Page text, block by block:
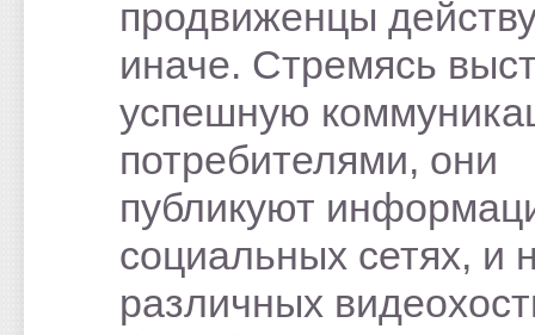
продвиженцы
иначе. Стремясь
успешную
потребителями, они
публикуют
социальных сетях, и
различных